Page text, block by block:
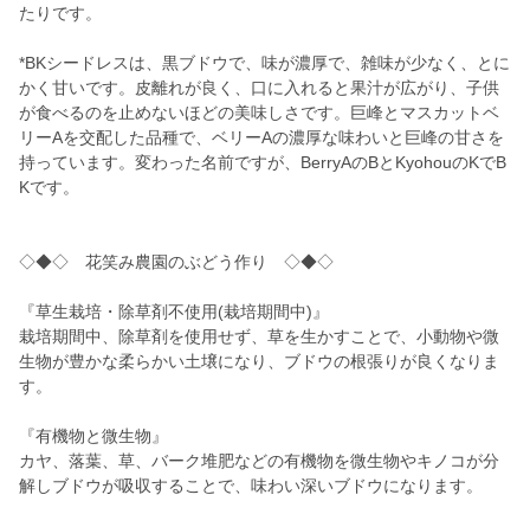
たりです。
*BKシードレスは、黒ブドウで、味が濃厚で、雑味が少なく、とに
かく甘いです。皮離れが良く、口に入れると果汁が広がり、子供
が食べるのを止めないほどの美味しさです。巨峰とマスカットベ
リーAを交配した品種で、ベリーAの濃厚な味わいと巨峰の甘さを
持っています。変わった名前ですが、BerryAのBとKyohouのKでB
Kです。
◇◆◇ 花笑み農園のぶどう作り ◇◆◇
『草生栽培・除草剤不使用(栽培期間中)』
栽培期間中、除草剤を使用せず、草を生かすことで、小動物や微
生物が豊かな柔らかい土壌になり、ブドウの根張りが良くなりま
す。
『有機物と微生物』
カヤ、落葉、草、バーク堆肥などの有機物を微生物やキノコが分
解しブドウが吸収することで、味わい深いブドウになります。